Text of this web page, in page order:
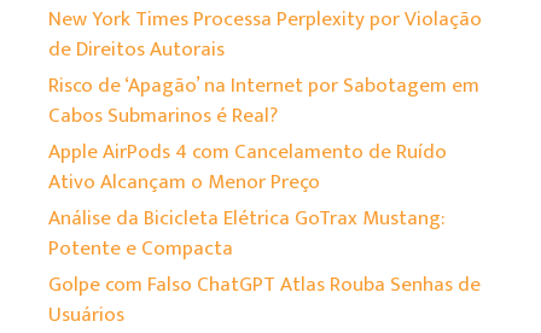
New York Times Processa Perplexity por Violação
de Direitos Autorais
Risco de ‘Apagão’ na Internet por Sabotagem em
Cabos Submarinos é Real?
Apple AirPods 4 com Cancelamento de Ruído
Ativo Alcançam o Menor Preço
Análise da Bicicleta Elétrica GoTrax Mustang:
Potente e Compacta
Golpe com Falso ChatGPT Atlas Rouba Senhas de
Usuários